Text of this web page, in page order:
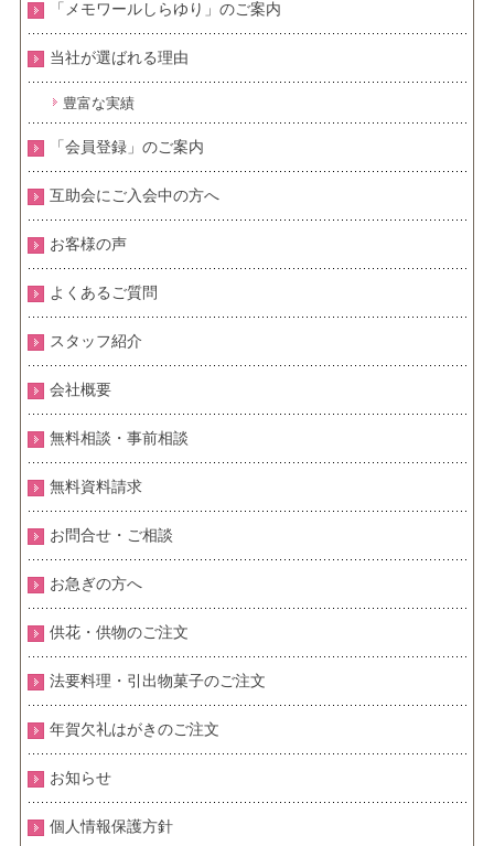
「メモワールしらゆり」のご案内
当社が選ばれる理由
豊富な実績
「会員登録」のご案内
互助会にご入会中の方へ
お客様の声
よくあるご質問
スタッフ紹介
会社概要
無料相談・事前相談
無料資料請求
お問合せ・ご相談
お急ぎの方へ
供花・供物のご注文
法要料理・引出物菓子のご注文
年賀欠礼はがきのご注文
お知らせ
個人情報保護方針